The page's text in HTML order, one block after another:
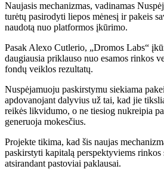
Naujasis mechanizmas, vadinamas
turėtų pasirodyti liepos mėnesį ir pakeis
naudotą nuo platformos įkūrimo.
Pasak Alexo Cutlerio, „Dromos Labs“
daugiausia priklauso nuo esamos rinkos
fondų veiklos rezultatų.
Nuspėjamuoju paskirstymu siekiama
apdovanojant dalyvius už tai, kad jie
reikės likvidumo, o ne tiesiog nukreipia
generuoja mokesčius.
Projekte tikima, kad šis naujas
paskirstyti kapitalą perspektyviems rinkos
atsirandant pastoviai paklausai.